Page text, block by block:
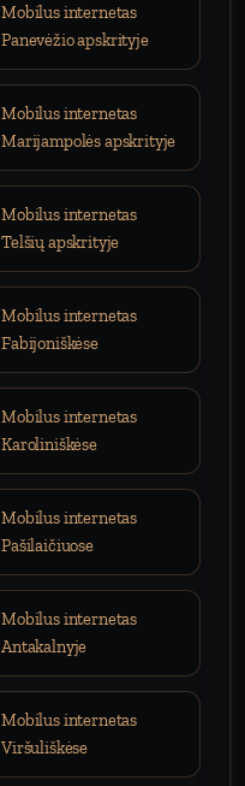
Mobilus internetas
Panevėžio apskrityje
Mobilus internetas
Marijampolės apskrityje
Mobilus internetas
Telšių apskrityje
Mobilus internetas
Fabijoniškėse
Mobilus internetas
Karoliniškėse
Mobilus internetas
Pašilaičiuose
Mobilus internetas
Antakalnyje
Mobilus internetas
Viršuliškėse